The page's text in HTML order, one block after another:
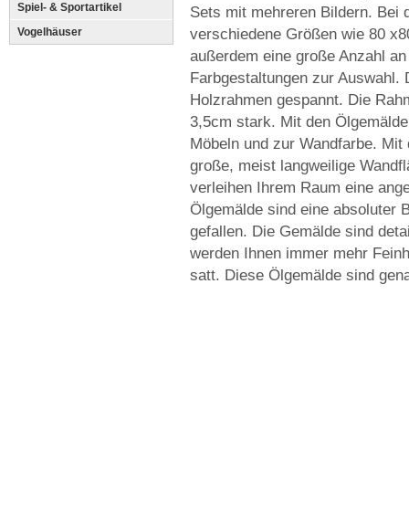
Spiel- & Sportartikel
Vogelhäuser
Sets mit mehreren Bildern. Bei
verschiedene Größen wie 80
außerdem eine große Anzahl
Farbgestaltungen zur
Holzrahmen gespannt. Die
3,5cm stark. Mit den
Möbeln und zur Wandfarbe.
große, meist langweilige
verleihen Ihrem Raum eine
Ölgemälde sind eine absoluter
gefallen. Die Gemälde sind
werden Ihnen immer mehr
satt. Diese Ölgemälde sind